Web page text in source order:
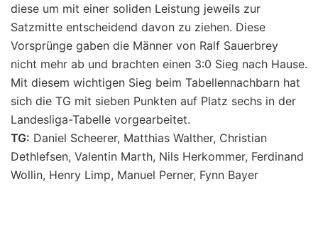
diese um mit einer soliden Leistung jeweils zur
Satzmitte entscheidend davon zu ziehen. Diese
Vorsprünge gaben die Männer von Ralf Sauerbrey
nicht mehr ab und brachten einen 3:0 Sieg nach Hause.
Mit diesem wichtigen Sieg beim Tabellennachbarn hat
sich die TG mit sieben Punkten auf Platz sechs in der
Landesliga-Tabelle vorgearbeitet.
TG: Daniel Scheerer, Matthias Walther, Christian
Dethlefsen, Valentin Marth, Nils Herkommer, Ferdinand
Wollin, Henry Limp, Manuel Perner, Fynn Bayer